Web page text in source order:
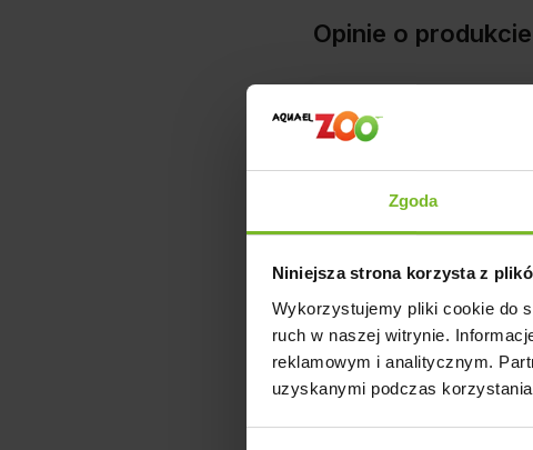
Zgoda
Niniejsza strona korzysta z
Wykorzystujemy pliki cookie do
ruch w naszej witrynie.
reklamowym i analitycznym.
uzyskanymi podczas korzystania
Opinie o
opinii klientów
zebranych i